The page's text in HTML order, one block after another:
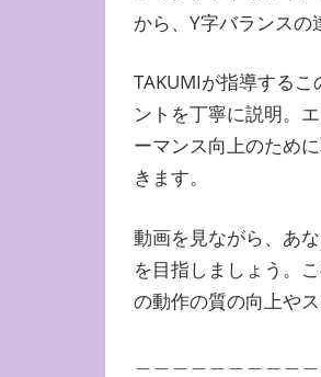
から、Y字バランスの
TAKUMIが指導する
ントを丁寧に説明。
ーマンス向上のため
きます。
動画を見ながら、あ
を目指しましょう。
の動作の質の向上や